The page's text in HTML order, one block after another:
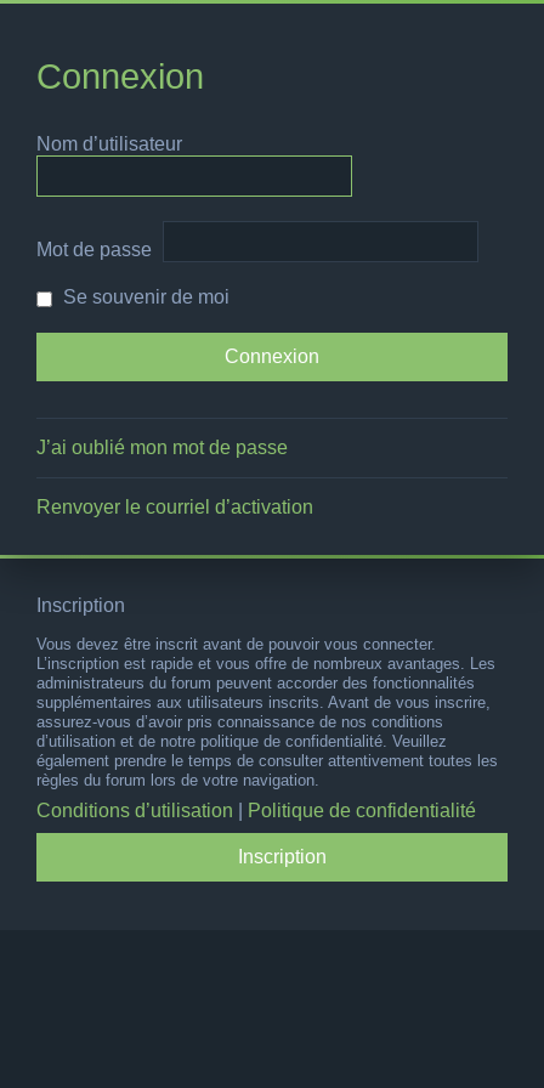
Connexion
Nom d’utilisateur
Mot de passe
Se souvenir de moi
J’ai oublié mon mot de passe
Renvoyer le courriel d’activation
Inscription
Vous devez être inscrit avant de pouvoir vous connecter.
L’inscription est rapide et vous offre de nombreux avantages. Les
administrateurs du forum peuvent accorder des fonctionnalités
supplémentaires aux utilisateurs inscrits. Avant de vous inscrire,
assurez-vous d’avoir pris connaissance de nos conditions
d’utilisation et de notre politique de confidentialité. Veuillez
également prendre le temps de consulter attentivement toutes les
règles du forum lors de votre navigation.
Conditions d’utilisation Politique de confidentialité
Inscription